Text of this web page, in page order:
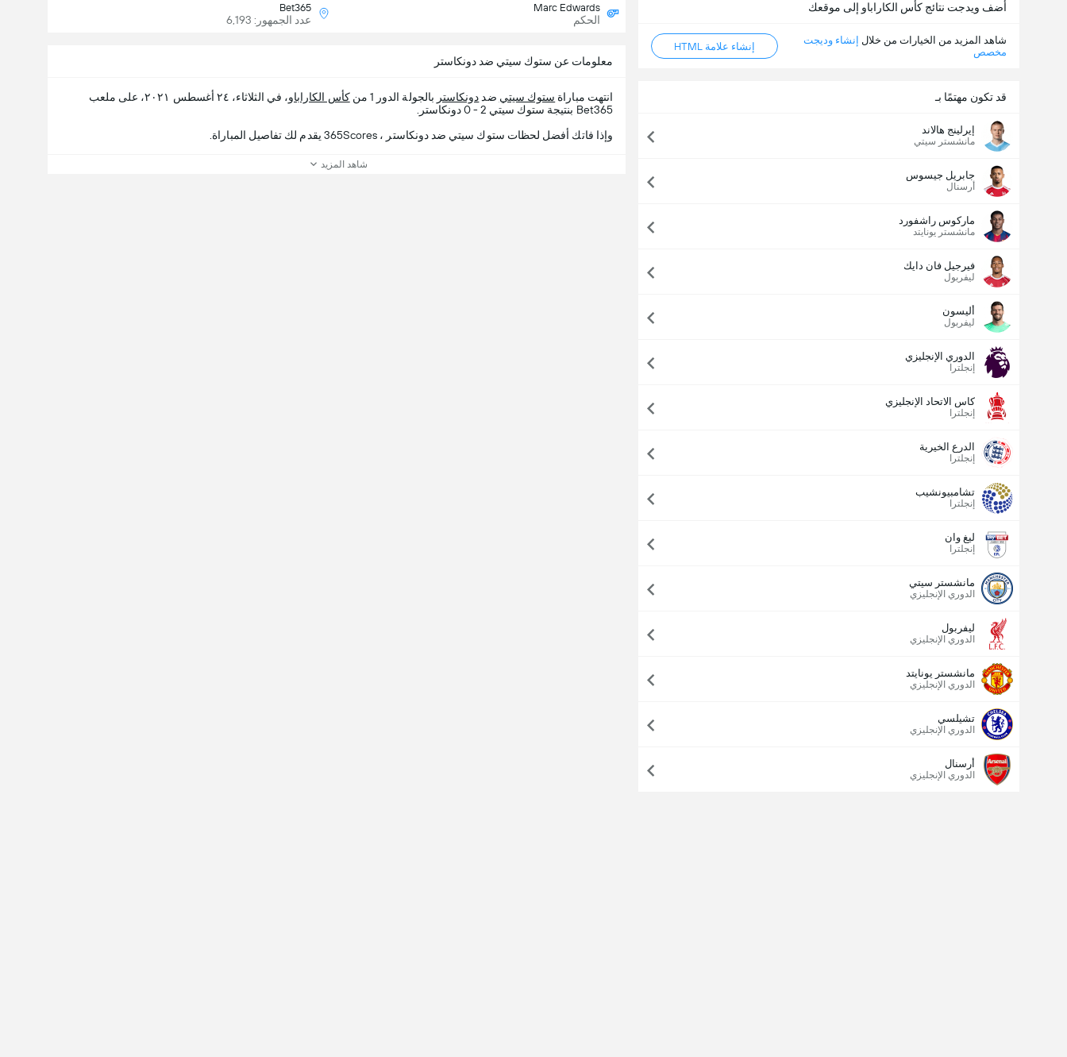
أضف ويدجت نتائج كأس الكاراباو إلى موقعك
شاهد المزيد من الخيارات من خلال إنشاء وديجت
مخصص
إنشاء علامة HTML
قد تكون مهتمًا بـ
إيرلينج هالاند
مانشستر سيتي
جابريل جيسوس
أرسنال
ماركوس راشفورد
مانشستر يونايتد
فيرجيل فان دايك
ليفربول
أليسون
ليفربول
الدوري الإنجليزي
إنجلترا
كاس الاتحاد الإنجليزي
إنجلترا
الدرع الخيرية
إنجلترا
تشامبيونشيب
إنجلترا
ليغ وان
إنجلترا
مانشستر سيتي
الدوري الإنجليزي
ليفربول
الدوري الإنجليزي
مانشستر يونايتد
الدوري الإنجليزي
تشيلسي
الدوري الإنجليزي
أرسنال
الدوري الإنجليزي
Marc Edwards
الحكم
Bet365
عدد الجمهور: 6,193
معلومات عن ستوك سيتي ضد دونكاستر
انتهت مباراة ستوك سيتي ضد دونكاستر بالجولة الدور 1 من كأس الكاراباو
، في الثلاثاء، ٢٤ أغسطس ٢٠٢١، على ملعب
Bet365 بنتيجة ستوك سيتي 2 - 0 دونكاستر.
وإذا فاتك أفضل لحظات ستوك سيتي ضد دونكاستر ، 365Scores يقدم لك تفاصيل المباراة.
شاهد المزيد